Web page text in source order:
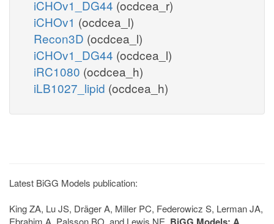
iCHOv1_DG44 (ocdcea_r)
iCHOv1 (ocdcea_l)
Recon3D (ocdcea_l)
iCHOv1_DG44 (ocdcea_l)
iRC1080 (ocdcea_h)
iLB1027_lipid (ocdcea_h)
Latest BiGG Models publication:
King ZA, Lu JS, Dräger A, Miller PC, Federowicz S, Lerman JA,
Ebrahim A, Palsson BO, and Lewis NE.